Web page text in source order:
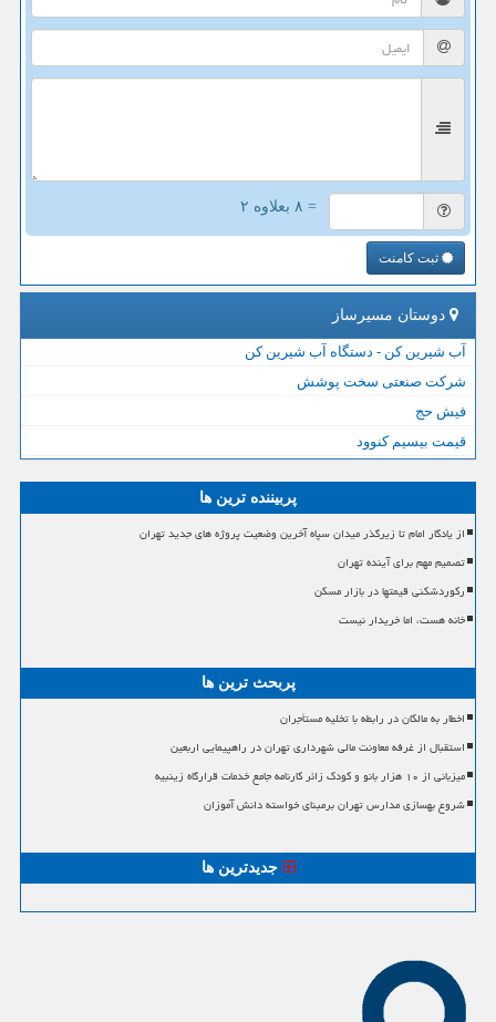
= ۸ بعلاوه ۲
ثبت کامنت
دوستان مسیرساز
آب شیرین کن - دستگاه آب شیرین کن
شرکت صنعتی سخت پوشش
فیش حج
قیمت بیسیم کنوود
پربیننده ترین ها
از یادگار امام تا زیرگذر میدان سپاه آخرین وضعیت پروژه های جدید تهران
تصمیم مهم برای آینده تهران
رکوردشکنی قیمتها در بازار مسکن
خانه هست، اما خریدار نیست
پربحث ترین ها
اخطار به مالکان در رابطه با تخلیه مستأجران
استقبال از غرفه معاونت مالی شهرداری تهران در راهپیمایی اربعین
میزبانی از ۱۰ هزار بانو و کودک زائر کارنامه جامع خدمات قرارگاه زینبیه
شروع بهسازی مدارس تهران برمبنای خواسته دانش آموزان
جدیدترین ها